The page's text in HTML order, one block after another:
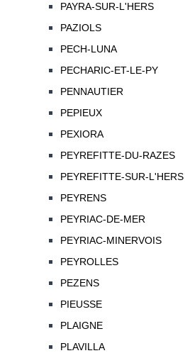
PAYRA-SUR-L'HERS
PAZIOLS
PECH-LUNA
PECHARIC-ET-LE-PY
PENNAUTIER
PEPIEUX
PEXIORA
PEYREFITTE-DU-RAZES
PEYREFITTE-SUR-L'HERS
PEYRENS
PEYRIAC-DE-MER
PEYRIAC-MINERVOIS
PEYROLLES
PEZENS
PIEUSSE
PLAIGNE
PLAVILLA